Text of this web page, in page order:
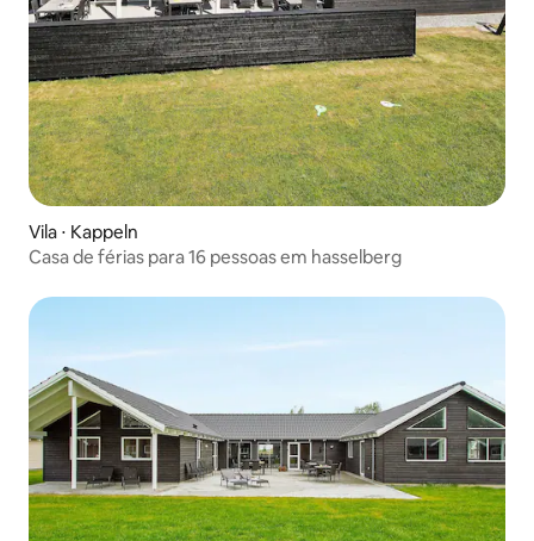
Vila ⋅ Kappeln
Casa de férias para 16 pessoas em hasselberg